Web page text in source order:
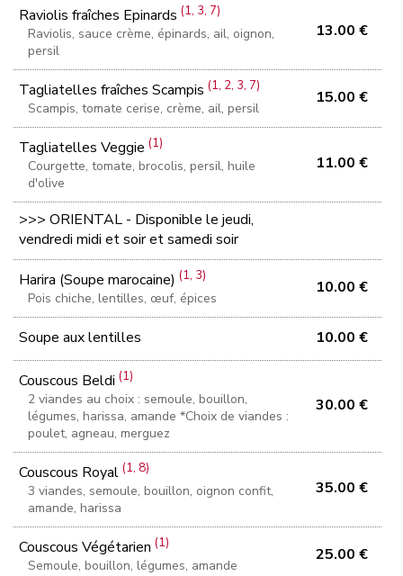
Raviolis fraîches Epinards(1, 3, 7)
Raviolis, sauce crème, épinards, ail, oignon,
persil
13.00 €
Tagliatelles fraîches Scampis(1, 2, 3, 7)
Scampis, tomate cerise, crème, ail, persil
15.00 €
Tagliatelles Veggie(1)
Courgette, tomate, brocolis, persil, huile
d'olive
11.00 €
>>> ORIENTAL - Disponible le jeudi,
vendredi midi et soir et samedi soir
Harira (Soupe marocaine)(1, 3)
Pois chiche, lentilles, œuf, épices
10.00 €
Soupe aux lentilles 10.00 €
Couscous Beldi(1)
2 viandes au choix : semoule, bouillon,
légumes, harissa, amande *Choix de viandes :
poulet, agneau, merguez
30.00 €
Couscous Royal(1, 8)
3 viandes, semoule, bouillon, oignon confit,
amande, harissa
35.00 €
Couscous Végétarien(1)
Semoule, bouillon, légumes, amande
25.00 €